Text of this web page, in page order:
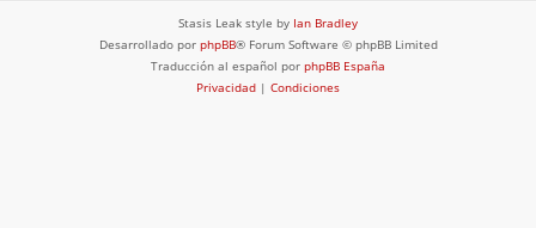
Stasis Leak style by Ian Bradley
Desarrollado por phpBB® Forum Software © phpBB Limited
Traducción al español por phpBB España
Privacidad | Condiciones